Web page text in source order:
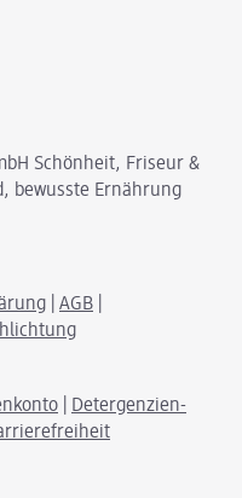
Schönheit, Friseur &
bewusste Ernährung
AGB
Detergenzien-